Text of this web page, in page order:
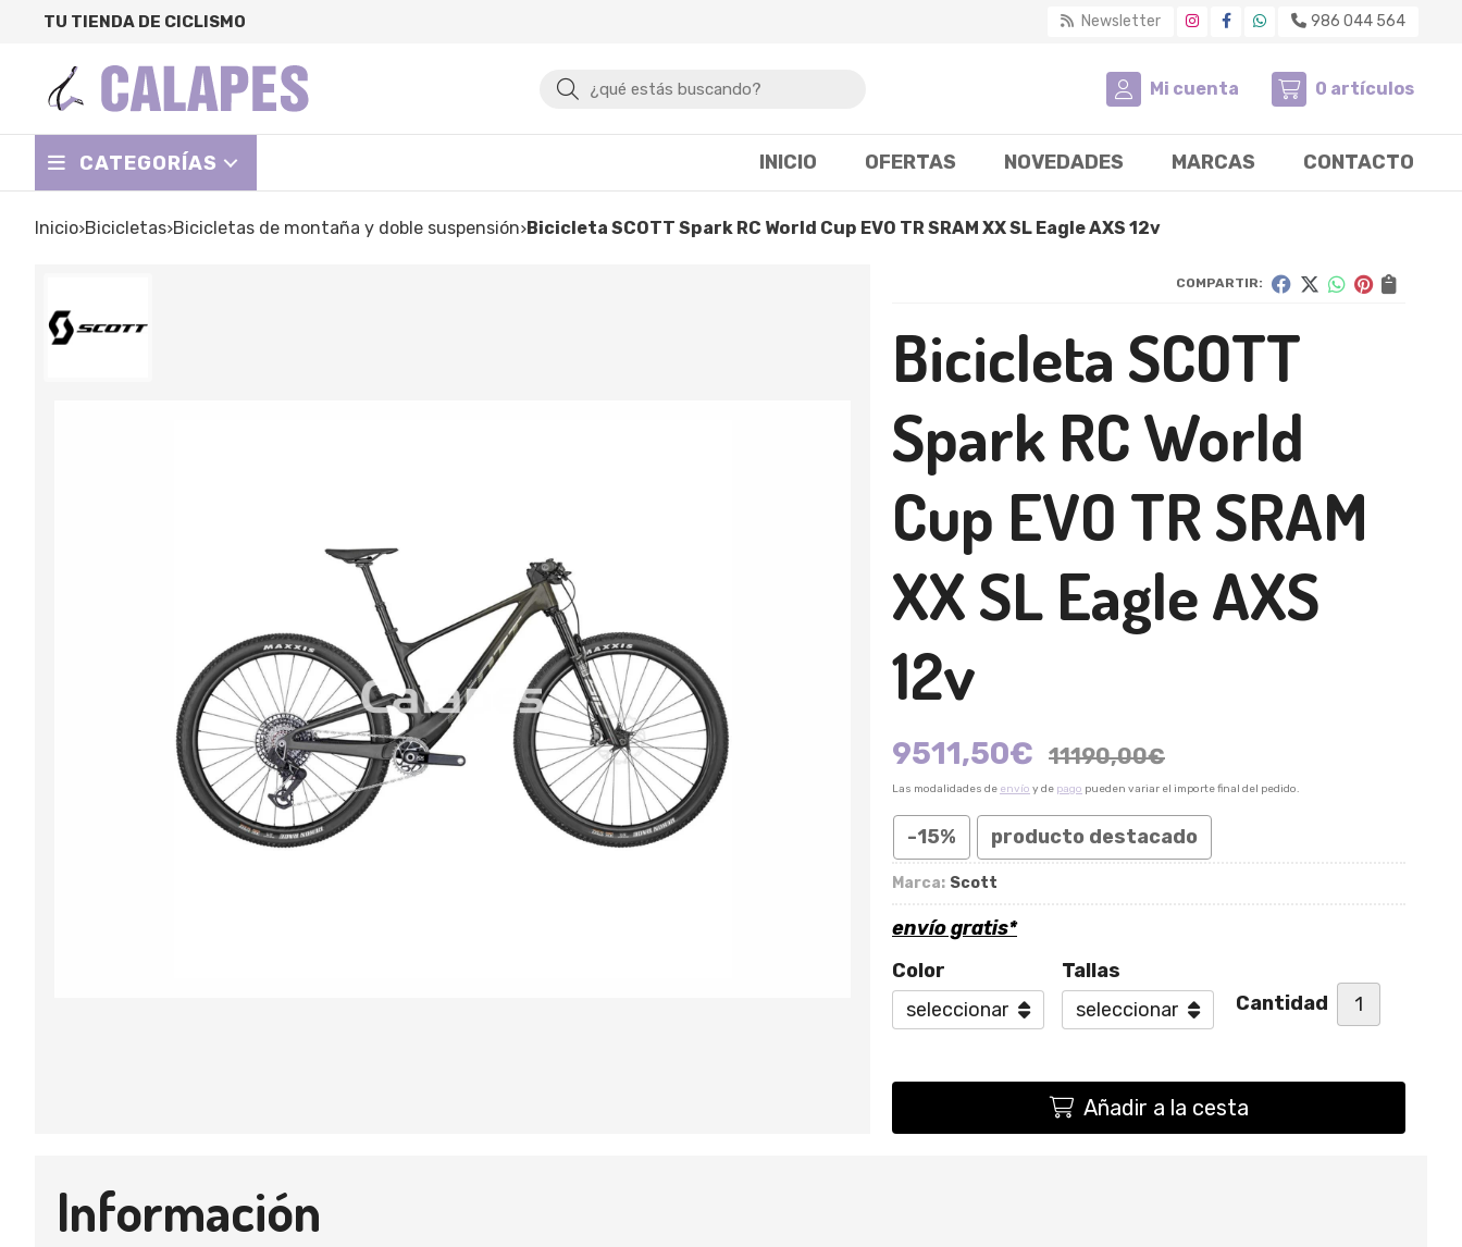
TU TIENDA DE CICLISMO Newsletter 986 044 564
Buscar Mi cuenta 0 artículos
CATEGORÍAS INICIO OFERTAS NOVEDADES MARCAS CONTACTO
Inicio bicicletas bicicletas de montaña y doble suspensión Bicicleta SCOTT Spark RC World Cup EVO TR SRAM XX SL Eagle AXS 12v
COMPARTIR:
Bicicleta SCOTT
Spark RC World
Cup EVO TR SRAM
XX SL Eagle AXS
12v
9511,50€ 11190,00€
Las modalidades de envío y de pago pueden variar el importe final del pedido.
-15% producto destacado
Marca: Scott
envío gratis*
Color
Tallas
Cantidad
Añadir a la cesta
Información